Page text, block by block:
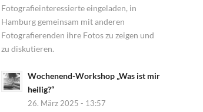
Fotografieinteressierte eingeladen, in
Hamburg gemeinsam mit anderen
Fotografierenden ihre Fotos zu zeigen und
zu diskutieren.
Wochenend-Workshop „Was ist mir
heilig?“
26. März 2025 - 13:57